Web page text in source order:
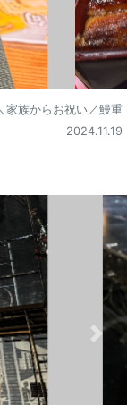
家族からお祝い／鰻重
2024.11.19